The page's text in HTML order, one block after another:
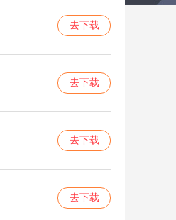
去下载
去下载
去下载
去下载